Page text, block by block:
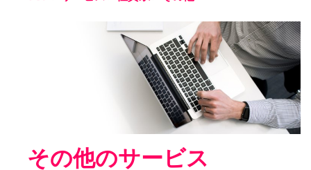
その他のサービス